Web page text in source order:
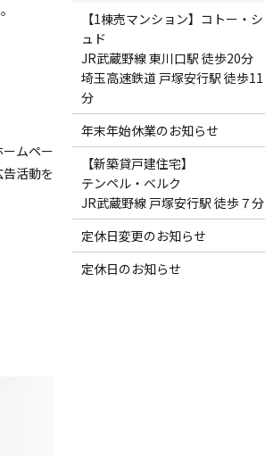
ムペー
活動を
【1棟売マンション】コトー・シ
ュド
JR武蔵野線 東川口駅 徒歩20分
埼玉高速鉄道 戸塚安行駅 徒歩11
分
年末年始休業のお知らせ
【新築貸戸建住宅】
テンペル・ベルク
JR武蔵野線 戸塚安行駅 徒歩７分
定休日変更のお知らせ
定休日のお知らせ